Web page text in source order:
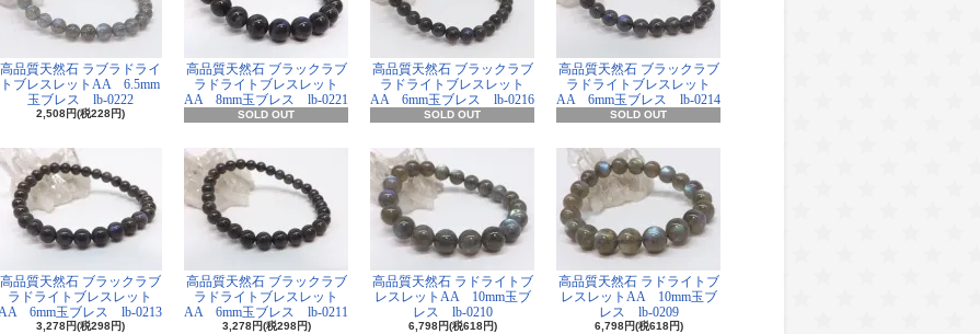
高品質天然石 ラブラドライ
トブレスレットAA 6.5mm
玉ブレス lb-0222
2,508円(税228円)
高品質天然石 ブラックラブ
ラドライトブレスレット
AA 8mm玉ブレス lb-0221
SOLD OUT
高品質天然石 ブラックラブ
ラドライトブレスレット
AA 6mm玉ブレス lb-0216
SOLD OUT
高品質天然石 ブラックラブ
ラドライトブレスレット
AA 6mm玉ブレス lb-0214
SOLD OUT
高品質天然石 ブラックラブ
ラドライトブレスレット
6mm玉ブレス lb-0213
3,278円(税298円)
高品質天然石 ブラックラブ
ラドライトブレスレット
AA 6mm玉ブレス lb-0211
3,278円(税298円)
高品質天然石 ラドライトブ
レスレットAA 10mm玉ブ
レス lb-0210
6,798円(税618円)
高品質天然石 ラドライトブ
レスレットAA 10mm玉ブ
レス lb-0209
6,798円(税618円)